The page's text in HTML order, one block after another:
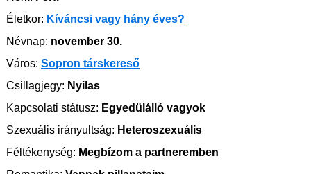
Életkor: Kíváncsi vagy hány éves?
Névnap: november 30.
Város: Sopron társkereső
Csillagjegy: Nyilas
Kapcsolati státusz: Egyedülálló vagyok
Szexuális irányultság: Heteroszexuális
Féltékenység: Megbízom a partneremben